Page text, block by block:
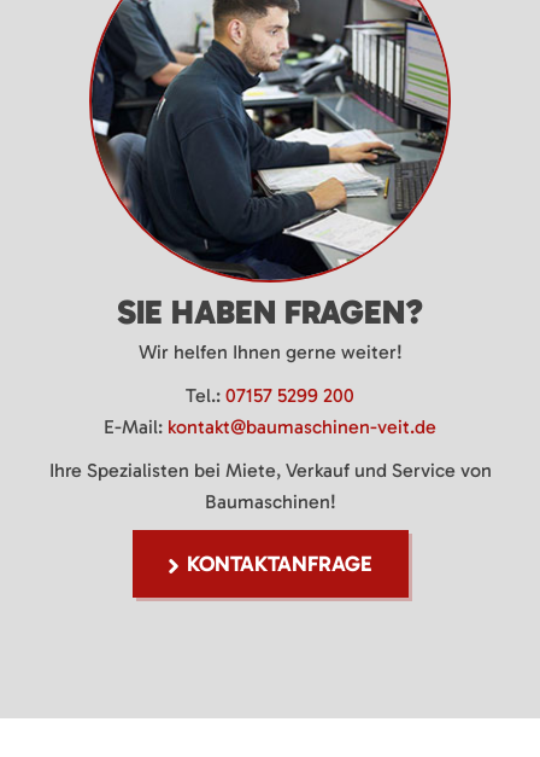
SIE HABEN FRAGEN?
Wir helfen Ihnen gerne weiter!
Tel.: 07157 5299 200
E-Mail: kontakt@baumaschinen-veit.de
Ihre Spezialisten bei Miete, Verkauf und Service von
Baumaschinen!
KONTAKTANFRAGE